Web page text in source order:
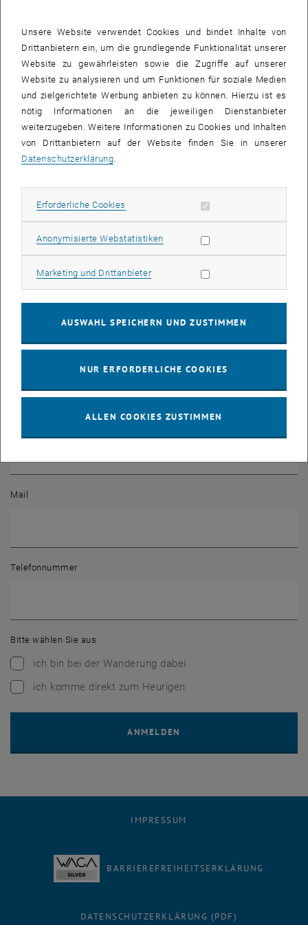
Gemeinsam wandern wir den Kahlenberg hinab und lassen den
Abend beim
Heurigen Kierlinger , öffnet eine externe URL in einem
in Nussdorf ausklingen. Unsere
Community ist herzlich zum gemütlichen Plaudern und
ungezwungenen Netzwerken eingeladen.
Melden Sie sich frühzeitig an, jedoch
spätestens bis DI, 25. August
. Die verfügbaren Plätze sind auf 50 begrenzt und werden in der
Reihenfolge der Anmeldungen vergeben.
Wir freuen uns auf einen unvergesslichen Tag mit unserer
Community!
Anmeldung Weinwanderung 2026
Anrede
Vorname
Mail
Telefonnummer
Bitte wählen Sie aus
ich bin bei der Wanderung dabei
ich komme direkt zum Heurigen
IMPRESSUM
BARRIEREFREIHEITSERKLÄRUNG
DATENSCHUTZERKLÄRUNG (PDF)
Unsere Website verwendet Cookies und bindet Inhalte von
Drittanbietern ein, um die grundlegende Funktionalität unserer
Website zu gewährleisten sowie die Zugriffe auf unserer
Website zu analysieren und um Funktionen für soziale Medien
und zielgerichtete Werbung anbieten zu können. Hierzu ist es
nötig Informationen an die jeweiligen Dienstanbieter
weiterzugeben. Weitere Informationen zu Cookies und Inhalten
von Drittanbietern auf der Website finden Sie in unserer
Datenschutzerklärung.
Erforderliche Cookies Erforderliche Cookies zulassen
Anonymisierte WebstatistikenStatistik Cookies zulassen
Marketing und DrittanbieterMarketing Cookies zulassen
AUSWAHL SPEICHERN UND ZUSTIMMEN
NUR ERFORDERLICHE COOKIES
ALLEN COOKIES ZUSTIMMEN